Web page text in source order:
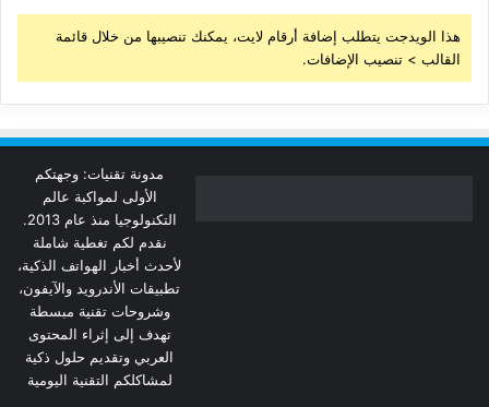
هذا الويدجت يتطلب إضافة أرقام لايت، يمكنك تنصيبها من خلال قائمة
القالب > تنصيب الإضافات.
مدونة تقنيات: وجهتكم
الأولى لمواكبة عالم
التكنولوجيا منذ عام 2013.
نقدم لكم تغطية شاملة
لأحدث أخبار الهواتف الذكية،
تطبيقات الأندرويد والآيفون،
وشروحات تقنية مبسطة
تهدف إلى إثراء المحتوى
العربي وتقديم حلول ذكية
لمشاكلكم التقنية اليومية